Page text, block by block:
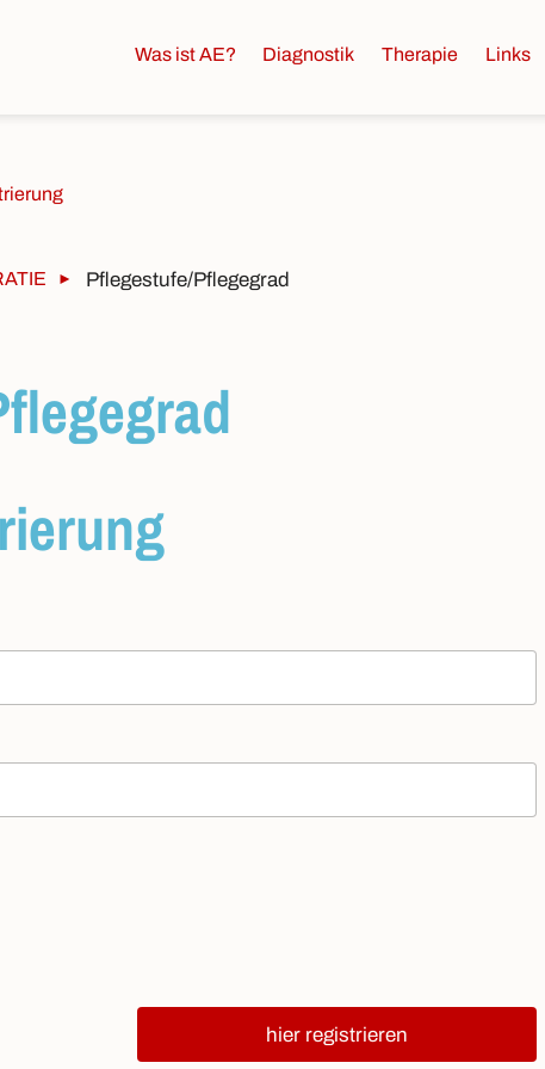
Was ist AE? Diagnostik Therapie Links
Pflegestufe/Pflegegrad
hier registrieren